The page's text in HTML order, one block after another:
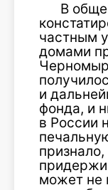
В
частным
домами
и
фонда, и
в России
может не